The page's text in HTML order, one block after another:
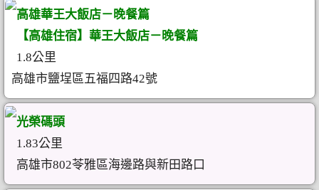
高雄華王大飯店－晚餐篇
【高雄住宿】華王大飯店－晚餐篇
1.8公里
高雄市鹽埕區五福四路42號
光榮碼頭
1.83公里
高雄市802苓雅區海邊路與新田路口